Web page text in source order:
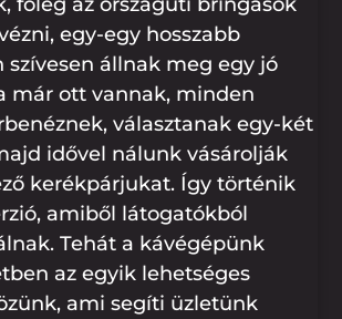
egy-egy hosszabb
szívesen állnak meg egy jó
már ott vannak, minden
választanak egy-két
idővel nálunk vásárolják
kerékpárjukat. Így történik
amiből látogatókból
Tehát a kávégépünk
az egyik lehetséges
ami segíti üzletünk